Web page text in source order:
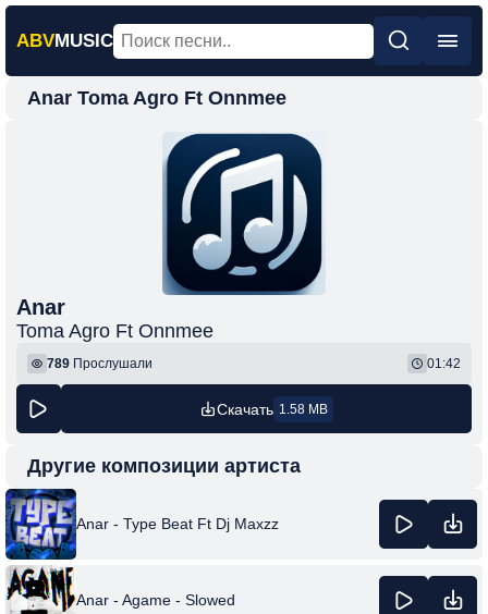
ABVMUSIC
Главная
Шансон
Фонк
Anar Toma Agro Ft Onnmee
Anar
Toma Agro Ft Onnmee
789 Прослушали 01:42
Скачать 1.58 MB
Другие композиции артиста
Anar - Type Beat Ft Dj Maxzz
Anar - Agame - Slowed